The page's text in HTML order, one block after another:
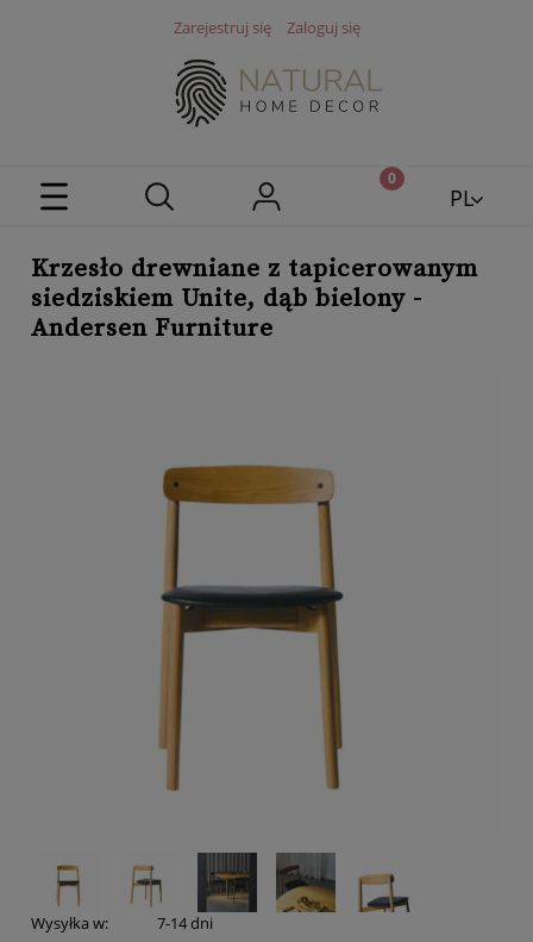
Zarejestruj się Zaloguj się
PL
Krzesło drewniane z tapicerowanym
siedziskiem Unite, dąb bielony -
Andersen Furniture
Wysyłka w: 7-14 dni